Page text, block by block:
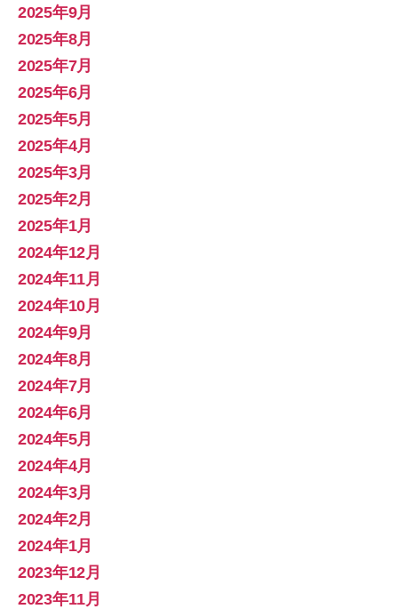
2025年9月
2025年8月
2025年7月
2025年6月
2025年5月
2025年4月
2025年3月
2025年2月
2025年1月
2024年12月
2024年11月
2024年10月
2024年9月
2024年8月
2024年7月
2024年6月
2024年5月
2024年4月
2024年3月
2024年2月
2024年1月
2023年12月
2023年11月